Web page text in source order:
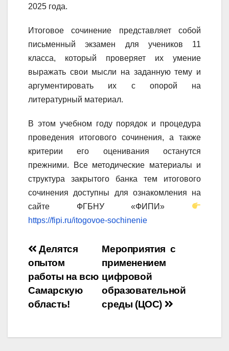
2025 года.
Итоговое сочинение представляет собой
письменный экзамен для учеников 11
класса, который проверяет их умение
выражать свои мысли на заданную тему и
аргументировать их с опорой на
литературный материал.
В этом учебном году порядок и процедура
проведения итогового сочинения, а также
критерии его оценивания останутся
прежними. Все методические материалы и
структура закрытого банка тем итогового
сочинения доступны для ознакомления на
сайте ФГБНУ «ФИПИ»
https://fipi.ru/itogovoe-sochinenie
Навигация
по
записям
Мероприятия с
применением
цифровой
образовательной
среды (ЦОС)
Делятся
опытом
работы на всю
Самарскую
область!